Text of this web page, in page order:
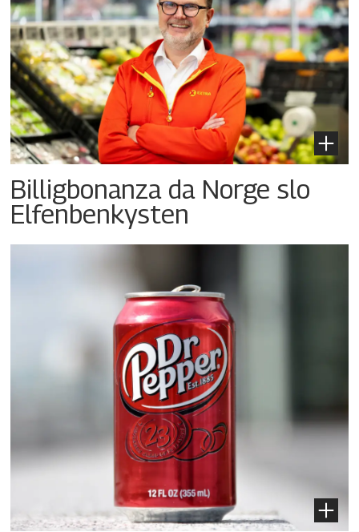
Billigbonanza da Norge slo
Elfenbenkysten